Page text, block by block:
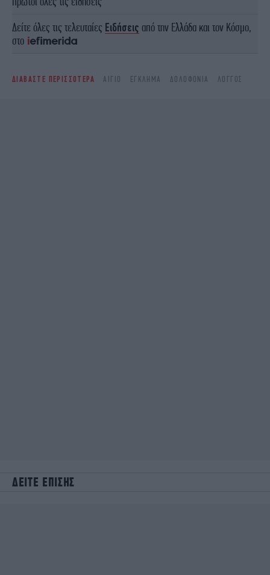
Δείτε όλες τις τελευταίες Ειδήσεις από την Ελλάδα και τον Κόσμο,
στο
ΔΙΑΒΑΣΤΕ ΠΕΡΙΣΣΟΤΕΡΑ ΑΊΓΙΟ ΈΓΚΛΗΜΑ ΔΟΛΟΦΟΝΊΑ ΛΟΓΓΌΣ
ΔΕΙΤΕ ΕΠΙΣΗΣ